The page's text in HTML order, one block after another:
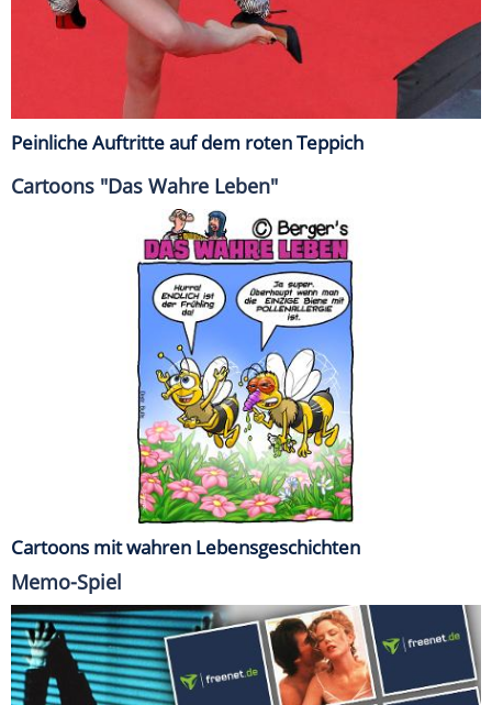
Peinliche Auftritte auf dem roten Teppich
Cartoons "Das Wahre Leben"
Cartoons mit wahren Lebensgeschichten
Memo-Spiel